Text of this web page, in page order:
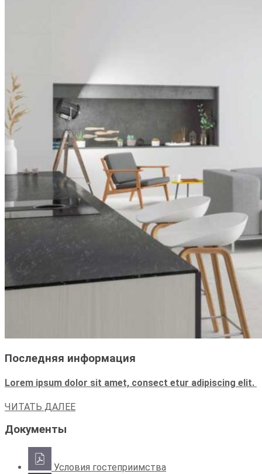
Последняя информация
Lorem ipsum dolor sit amet, consect etur adipiscing elit.
ЧИТАТЬ ДАЛЕЕ
Документы
Условия гостеприимства